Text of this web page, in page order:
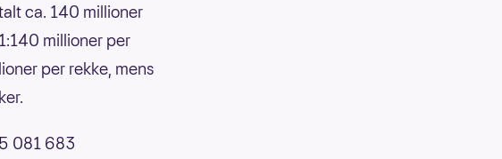
ca. 140 millioner
millioner per
per rekke, mens
081 683